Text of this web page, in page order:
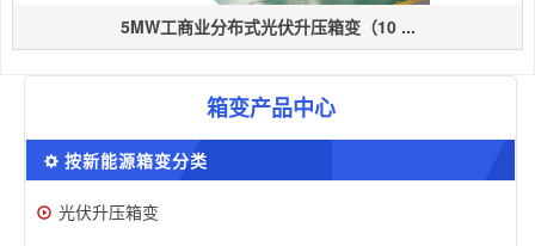
5MW工商业分布式光伏升压箱变（10 ...
箱变产品中心
按新能源箱变分类
光伏升压箱变